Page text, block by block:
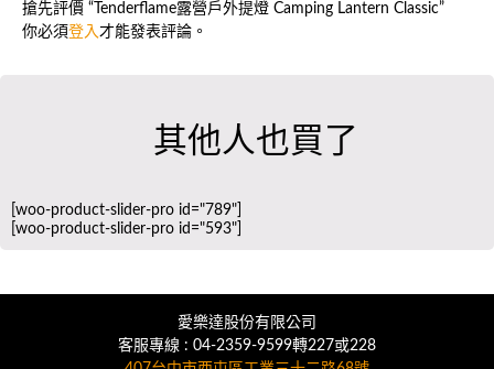
搶先評價 “Tenderflame露營戶外提燈 Camping Lantern Classic”
你必須登入才能發表評論。
其他人也買了
[woo-product-slider-pro id="789"]
[woo-product-slider-pro id="593"]
愛樂達股份有限公司
客服專線 : 04-2359-9599轉227或228